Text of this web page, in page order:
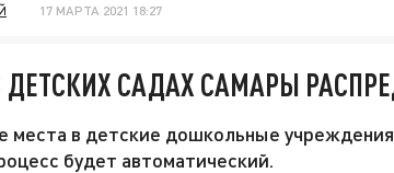
17 МАРТА 2021 18:27
ДЕТСКИХ САДАХ САМАРЫ
места в детские дошкольные учреждения
будет автоматический.